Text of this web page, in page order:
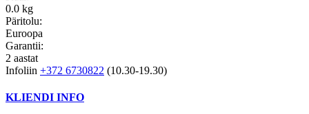
0.0 kg
Päritolu:
Euroopa
Garantii:
2 aastat
Infoliin +372 6730822 (10.30-19.30)
KLIENDI INFO